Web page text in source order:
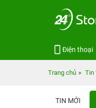
Điện thoại
Trang chủ Tin
TIN MỚI